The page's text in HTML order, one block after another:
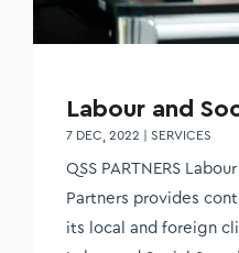
Labour and
7 DEC, 2022 SERVICES
QSS PARTNERS
Partners provides
its local and foreign